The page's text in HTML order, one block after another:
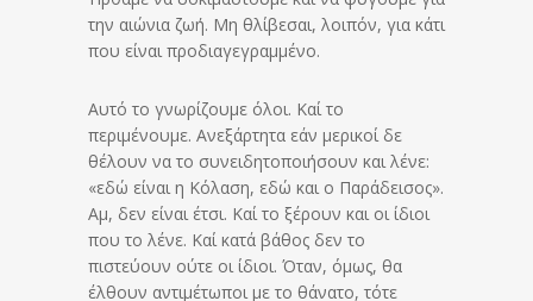
την αιώνια ζωή. Μη θλίβεσαι, λοιπόν, για κάτι
που είναι προδιαγεγραμμένο.
Αυτό το γνωρίζουμε όλοι. Καί το
περιμένουμε. Ανεξάρτητα εάν μερικοί δε
θέλουν να το συνειδητοποιήσουν και λένε:
«εδώ είναι η Κόλαση, εδώ και ο Παράδεισος».
Αμ, δεν είναι έτσι. Καί το ξέρουν και οι ίδιοι
που το λένε. Καί κατά βάθος δεν το
πιστεύουν ούτε οι ίδιοι. Όταν, όμως, θα
έλθουν αντιμέτωποι με το θάνατο, τότε